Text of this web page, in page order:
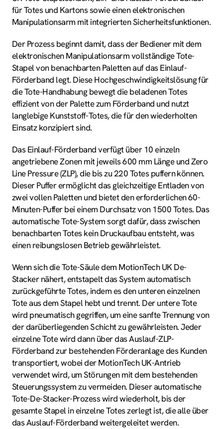
für Totes und Kartons sowie einen elektronischen
Manipulationsarm mit integrierten Sicherheitsfunktionen.
Der Prozess beginnt damit, dass der Bediener mit dem
elektronischen Manipulationsarm vollständige Tote-
Stapel von benachbarten Paletten auf das Einlauf-
Förderband legt. Diese Hochgeschwindigkeitslösung für
die Tote-Handhabung bewegt die beladenen Totes
effizient von der Palette zum Förderband und nutzt
langlebige Kunststoff-Totes, die für den wiederholten
Einsatz konzipiert sind.
Das Einlauf-Förderband verfügt über 10 einzeln
angetriebene Zonen mit jeweils 600 mm Länge und Zero
Line Pressure (ZLP), die bis zu 220 Totes puffern können.
Dieser Puffer ermöglicht das gleichzeitige Entladen von
zwei vollen Paletten und bietet den erforderlichen 60-
Minuten-Puffer bei einem Durchsatz von 1500 Totes. Das
automatische Tote-System sorgt dafür, dass zwischen
benachbarten Totes kein Druckaufbau entsteht, was
einen reibungslosen Betrieb gewährleistet.
Wenn sich die Tote-Säule dem MotionTech UK De-
Stacker nähert, entstapelt das System automatisch
zurückgeführte Totes, indem es den unteren einzelnen
Tote aus dem Stapel hebt und trennt. Der untere Tote
wird pneumatisch gegriffen, um eine sanfte Trennung von
der darüberliegenden Schicht zu gewährleisten. Jeder
einzelne Tote wird dann über das Auslauf-ZLP-
Förderband zur bestehenden Förderanlage des Kunden
transportiert, wobei der MotionTech UK-Antrieb
verwendet wird, um Störungen mit dem bestehenden
Steuerungssystem zu vermeiden. Dieser automatische
Tote-De-Stacker-Prozess wird wiederholt, bis der
gesamte Stapel in einzelne Totes zerlegt ist, die alle über
das Auslauf-Förderband weitergeleitet werden.